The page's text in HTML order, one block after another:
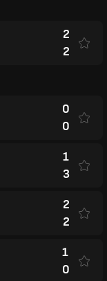
2
2
0
0
1
3
2
2
1
0